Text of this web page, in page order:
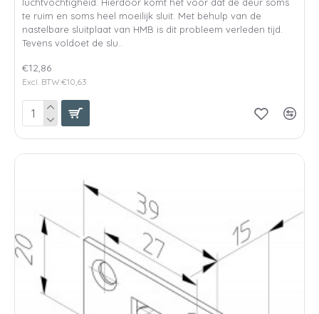
te ruim en soms heel moeilijk sluit. Met behulp van de
nastelbare sluitplaat van HMB is dit probleem verleden tijd.
Tevens voldoet de slu..
€12,86
Excl. BTW:€10,63